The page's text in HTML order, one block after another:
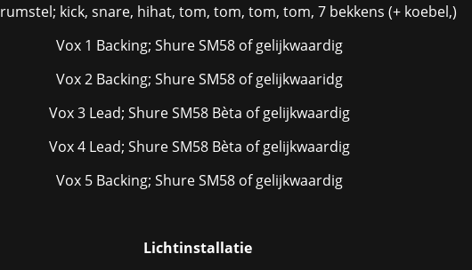
kick, snare, hihat, tom, tom, tom, tom, 7 bekkens (+ koebel,)
Vox 1 Backing; Shure SM58 of gelijkwaardig
Vox 2 Backing; Shure SM58 of gelijkwaaridg
Vox 3 Lead; Shure SM58 Bèta of gelijkwaardig
Vox 4 Lead; Shure SM58 Bèta of gelijkwaardig
Vox 5 Backing; Shure SM58 of gelijkwaardig
Lichtinstallatie